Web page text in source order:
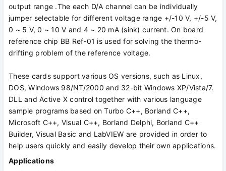
output range .The each D/A channel can be individually
jumper selectable for different voltage range +/-10 V, +/-5 V,
0 ~ 5 V, 0 ~ 10 V and 4 ~ 20 mA (sink) current. On board
reference chip BB Ref-01 is used for solving the thermo-
drifting problem of the reference voltage.
These cards support various OS versions, such as Linux,
DOS, Windows 98/NT/2000 and 32-bit Windows XP/Vista/7.
DLL and Active X control together with various language
sample programs based on Turbo C++, Borland C++,
Microsoft C++, Visual C++, Borland Delphi, Borland C++
Builder, Visual Basic and LabVIEW are provided in order to
help users quickly and easily develop their own applications.
Applications